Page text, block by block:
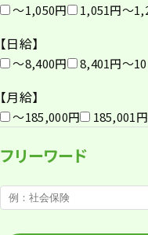
〜1,050円 1,051円〜
【日給】
〜8,400円 8,401円〜
【月給】
〜185,000円 185,001
フリーワード